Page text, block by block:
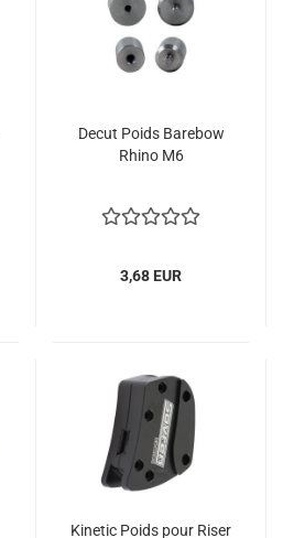
Decut Poids Barebow
Rhino M6
3,68 EUR
Kinetic Poids pour Riser